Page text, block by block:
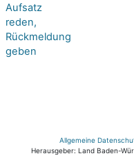
Aufsatz
reden,
Rückmeldung
geben
Allgemeine
Herausgeber: Land Baden-